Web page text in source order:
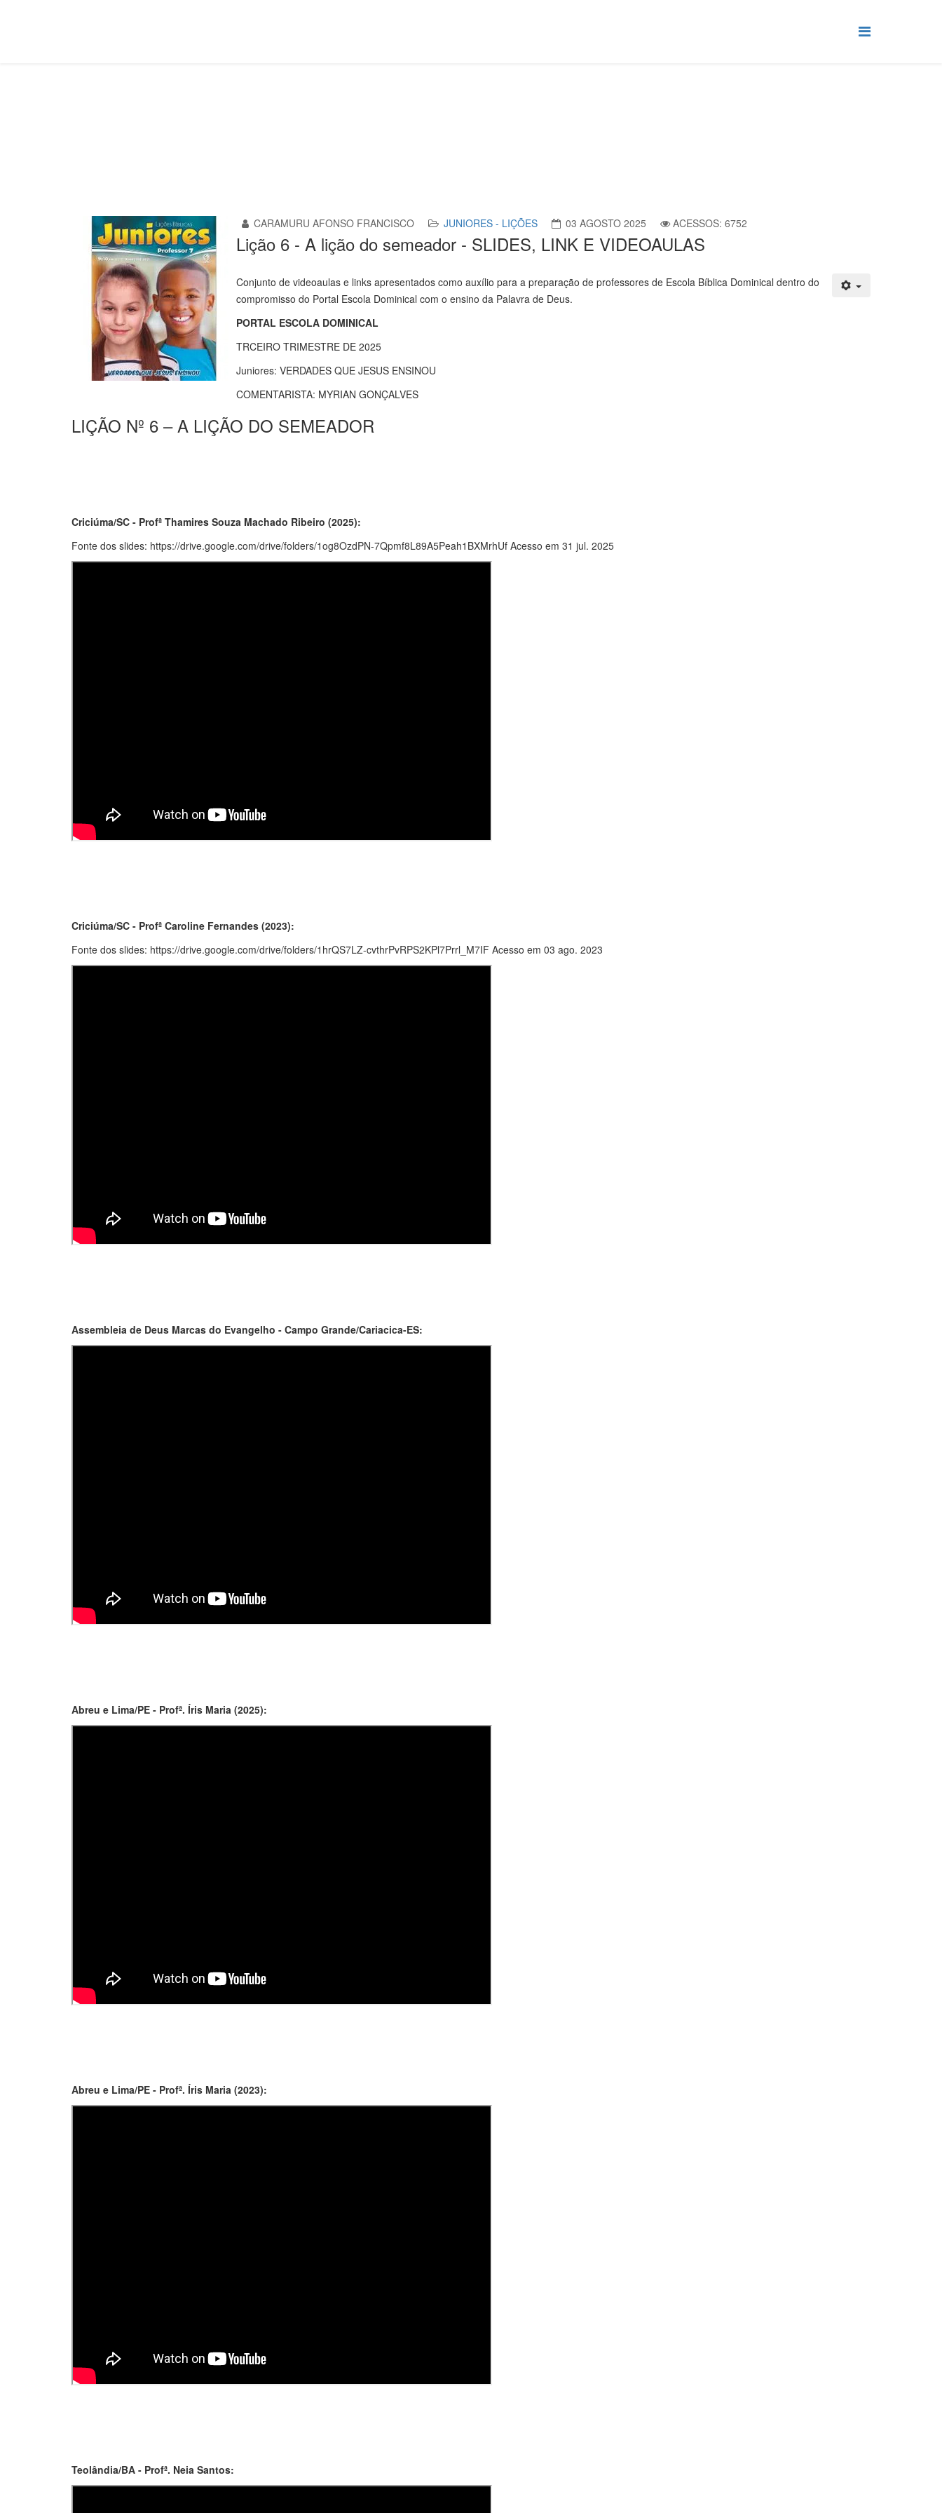
CARAMURU AFONSO FRANCISCO JUNIORES - LIÇÕES 03 AGOSTO 2025 ACESSOS: 6752
Lição 6 - A lição do semeador - SLIDES, LINK E VIDEOAULAS
Conjunto de videoaulas e links apresentados como auxílio para a preparação de professores de Escola Bíblica Dominical dentro do
compromisso do Portal Escola Dominical com o ensino da Palavra de Deus.
PORTAL ESCOLA DOMINICAL
TRCEIRO TRIMESTRE DE 2025
Juniores: VERDADES QUE JESUS ENSINOU
COMENTARISTA: MYRIAN GONÇALVES
LIÇÃO Nº 6 – A LIÇÃO DO SEMEADOR
Criciúma/SC - Profª Thamires Souza Machado Ribeiro (2025):
Fonte dos slides: https://drive.google.com/drive/folders/1og8OzdPN-7Qpmf8L89A5Peah1BXMrhUf Acesso em 31 jul. 2025
Criciúma/SC - Profª Caroline Fernandes (2023):
Fonte dos slides: https://drive.google.com/drive/folders/1hrQS7LZ-cvthrPvRPS2KPl7Prrl_M7IF Acesso em 03 ago. 2023
Assembleia de Deus Marcas do Evangelho - Campo Grande/Cariacica-ES:
Abreu e Lima/PE - Profª. Íris Maria (2025):
Abreu e Lima/PE - Profª. Íris Maria (2023):
Teolândia/BA - Profª. Neia Santos: